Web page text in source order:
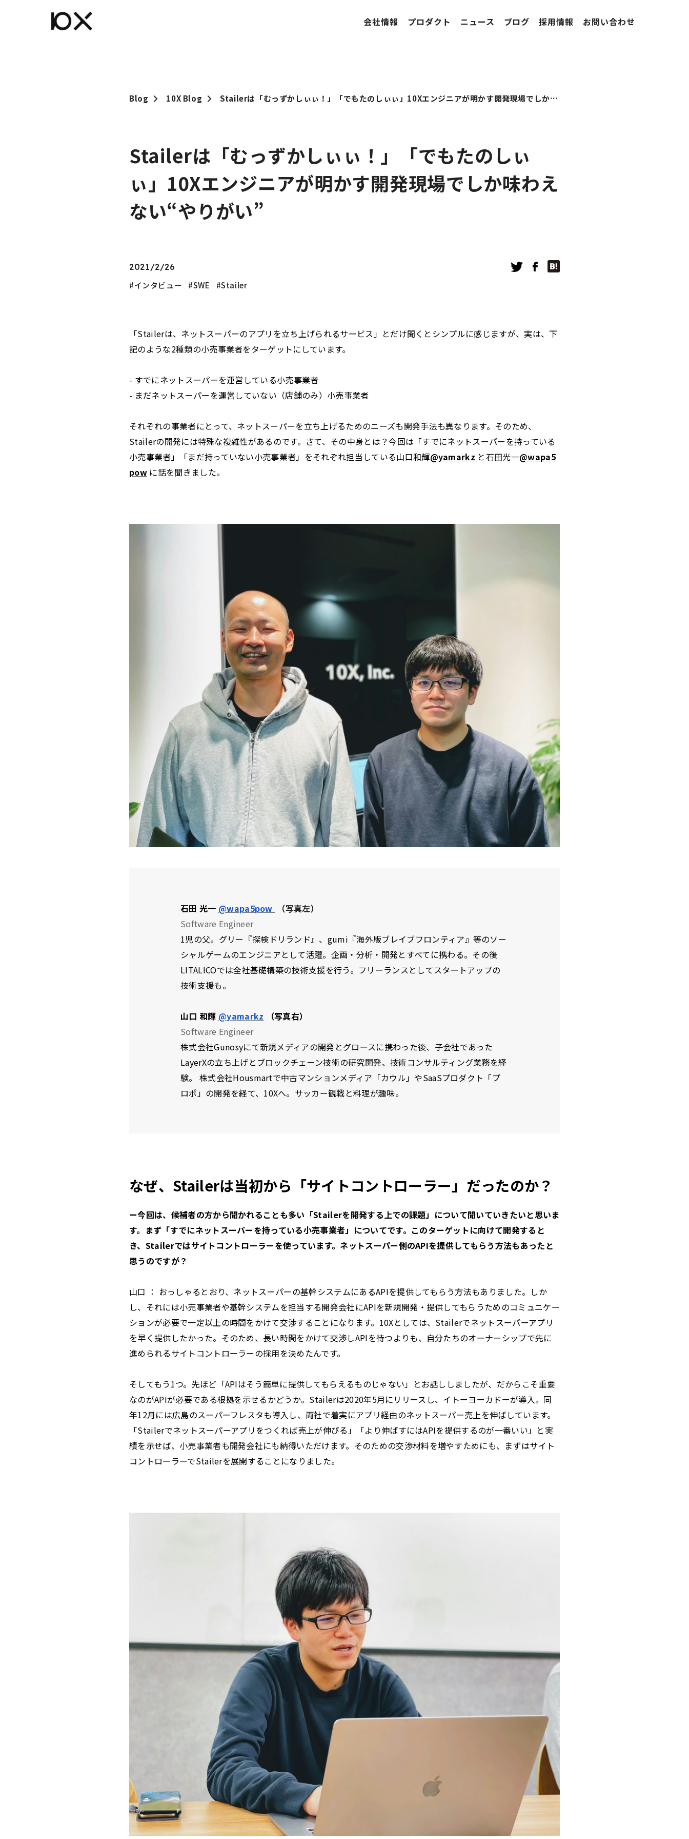
Blog 10X Blog Stailerは「むっずかしぃぃ！」「でもたのしぃぃ」10Xエンジニアが明かす開発現場でしか味わえない“やりがい”
Stailerは「むっずかしぃぃ！」「でもたのしぃ
ぃ」10Xエンジニアが明かす開発現場でしか味わえ
ない“やりがい”
2021/2/26
インタビュー SWE Stailer
「Stailerは、ネットスーパーのアプリを立ち上げられるサービス」とだけ聞くとシンプルに感じますが、実は、下
記のような2種類の小売事業者をターゲットにしています。
- すでにネットスーパーを運営している小売事業者
- まだネットスーパーを運営していない（店舗のみ）小売事業者
それぞれの事業者にとって、ネットスーパーを立ち上げるためのニーズも開発手法も異なります。そのため、
Stailerの開発には特殊な複雑性があるのです。さて、その中身とは？今回は「すでにネットスーパーを持っている
小売事業者」「まだ持っていない小売事業者」をそれぞれ担当している山口和輝@yamarkz と石田光一@wapa5
powに話を聞きました。
石田 光一 @wapa5pow
（写真左）
Software Engineer
1児の父。グリー『探検ドリランド』、gumi『海外版ブレイブフロンティア』等のソー
シャルゲームのエンジニアとして活躍。企画・分析・開発とすべてに携わる。その後
LITALICOでは全社基礎構築の技術支援を行う。フリーランスとしてスタートアップの
技術支援も。
山口 和輝 @yamarkz （写真右）
Software Engineer
株式会社Gunosyにて新規メディアの開発とグロースに携わった後、子会社であった
LayerXの立ち上げとブロックチェーン技術の研究開発、技術コンサルティング業務を経
験。 株式会社Housmartで中古マンションメディア「カウル」やSaaSプロダクト「プ
ロポ」の開発を経て、10Xへ。サッカー観戦と料理が趣味。
なぜ、Stailerは当初から「サイトコントローラー」だったのか？
ー今回は、候補者の方から聞かれることも多い「Stailerを開発する上での課題」について聞いていきたいと思いま
す。まず「すでにネットスーパーを持っている小売事業者」についてです。このターゲットに向けて開発すると
き、Stailerではサイトコントローラーを使っています。ネットスーパー側のAPIを提供してもらう方法もあったと
思うのですが？
山口 ： おっしゃるとおり、ネットスーパーの基幹システムにあるAPIを提供してもらう方法もありました。しか
し、それには小売事業者や基幹システムを担当する開発会社にAPIを新規開発・提供してもらうためのコミュニケー
ションが必要で一定以上の時間をかけて交渉することになります。10Xとしては、Stailerでネットスーパーアプリ
を早く提供したかった。そのため、長い時間をかけて交渉しAPIを待つよりも、自分たちのオーナーシップで先に
進められるサイトコントローラーの採用を決めたんです。
そしてもう1つ。先ほど「APIはそう簡単に提供してもらえるものじゃない」とお話ししましたが、だからこそ重要
なのがAPIが必要である根拠を示せるかどうか。Stailerは2020年5月にリリースし、イトーヨーカドーが導入。同
年12月には広島のスーパーフレスタも導入し、両社で着実にアプリ経由のネットスーパー売上を伸ばしています。
「Stailerでネットスーパーアプリをつくれば売上が伸びる」「より伸ばすにはAPIを提供するのが一番いい」と実
績を示せば、小売事業者も開発会社にも納得いただけます。そのための交渉材料を増やすためにも、まずはサイト
コントローラーでStailerを展開することになりました。
会社情報 プロダクト ニュース ブログ 採用情報 お問い合わせ